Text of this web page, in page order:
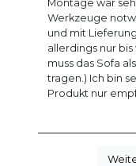
Montage war
Werkzeuge
und mit
allerdings nur
muss das Sofa
tragen.) Ich bin
Produkt nur